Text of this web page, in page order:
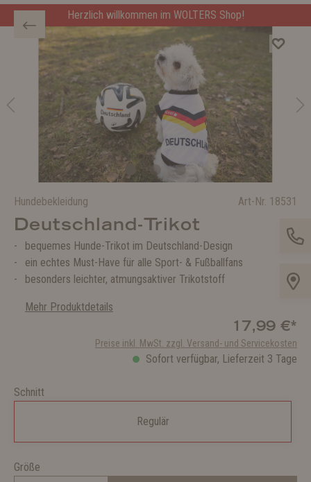
Herzlich willkommen im WOLTERS Shop!
Hundebekleidung Art-Nr. 18531
Deutschland-Trikot
bequemes Hunde-Trikot im Deutschland-Design
ein echtes Must-Have für alle Sport- & Fußballfans
besonders leichter, atmungsaktiver Trikotstoff
Mehr Produktdetails
17,99 €*
Preise inkl. MwSt. zzgl. Versand- und Servicekosten
Sofort verfügbar, Lieferzeit 3 Tage
Schnitt
Regulär
Größe